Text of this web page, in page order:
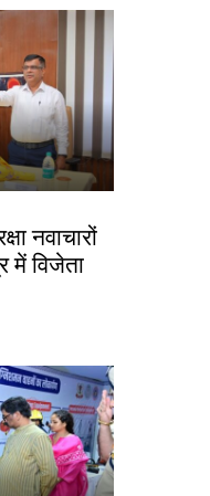
नवाचारों
में विजेता